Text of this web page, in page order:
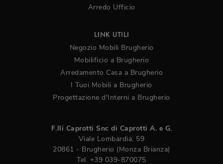
Arredo Ufficio
LINK UTILI
Negozio Mobili Brugherio
Mobilificio a Brugherio
Arredamento Casa a Brugherio
I Tuoi Mobili a Brugherio
Progettazione d'Interni a Brugherio
F.lli Caprotti Snc di Caprotti A. e G.
Viale Lombardia, 59
20861 - Brugherio (Monza Brianza)
Tel. +39 039-870075